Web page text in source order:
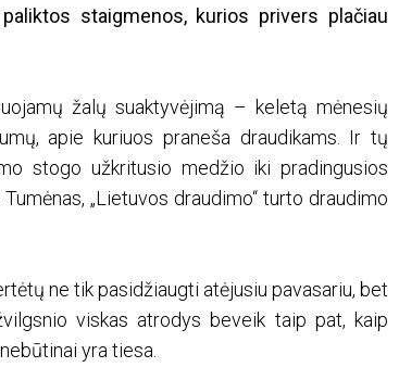
staigmenos, kurios privers plačiau
žalų suaktyvėjimą – keletą mėnesių
apie kuriuos praneša draudikams. Ir tų
stogo užkritusio medžio iki pradingusios
„Lietuvos draudimo“ turto draudimo
ne tik pasidžiaugti atėjusiu pavasariu, bet
viskas atrodys beveik taip pat, kaip
yra tiesa.